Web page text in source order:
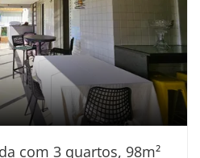
com 3 quartos, 98m²